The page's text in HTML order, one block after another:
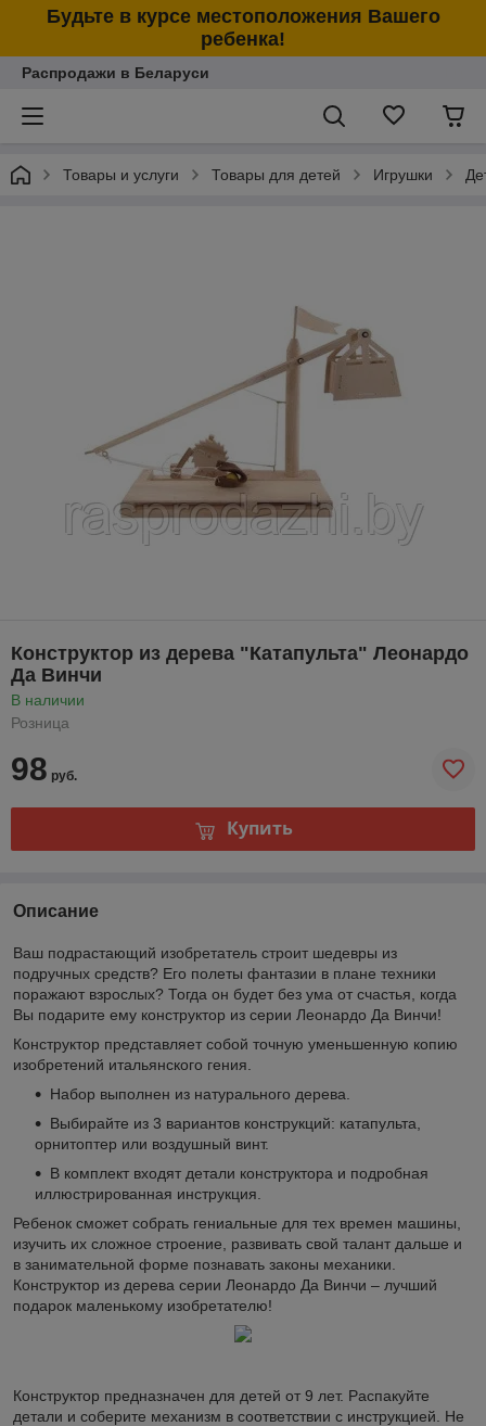
Будьте в курсе местоположения Вашего
ребенка!
Распродажи в Беларуси
Товары и услуги Товары для детей Игрушки
Конструктор из дерева "Катапульта" Леонардо
Да Винчи
В наличии
Розница
98 руб.
Купить
Описание
Ваш подрастающий изобретатель строит шедевры из
подручных средств? Его полеты фантазии в плане техники
поражают взрослых? Тогда он будет без ума от счастья, когда
Вы подарите ему конструктор из серии Леонардо Да Винчи!
Конструктор представляет собой точную уменьшенную копию
изобретений итальянского гения.
Набор выполнен из натурального дерева.
Выбирайте из 3 вариантов конструкций: катапульта,
орнитоптер или воздушный винт.
В комплект входят детали конструктора и подробная
иллюстрированная инструкция.
Ребенок сможет собрать гениальные для тех времен машины,
изучить их сложное строение, развивать свой талант дальше и
в занимательной форме познавать законы механики.
Конструктор из дерева серии Леонардо Да Винчи – лучший
подарок маленькому изобретателю!
Конструктор предназначен для детей от 9 лет. Распакуйте
детали и соберите механизм в соответствии с инструкцией. Не